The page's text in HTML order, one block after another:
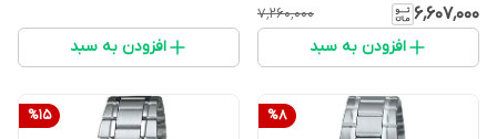
۶٬۶۰۷٬۰۰۰ ۷٬۲۶۰٬۰۰۰
افزودن به سبد افزودن به سبد
%8
%15